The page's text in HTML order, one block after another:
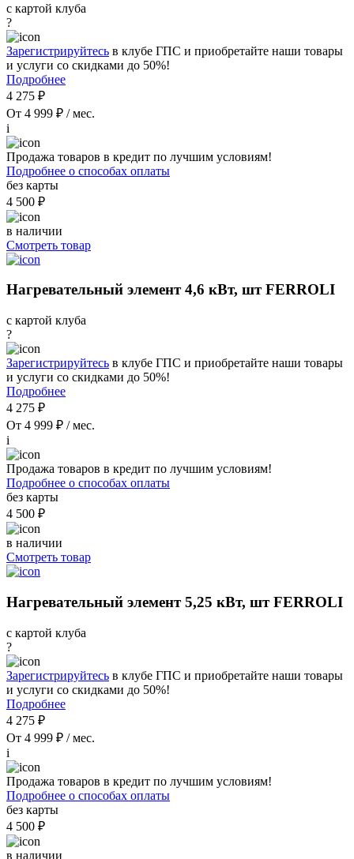
с картой клуба
?
Зарегистрируйтесь в клубе ГПС и приобретайте наши товары
и услуги со скидками до 50%!
Подробнее
4 275 ₽
От 4 999 ₽ / мес.
i
Продажа товаров в кредит по лучшим условиям!
Подробнее о способах оплаты
без карты
4 500 ₽
в наличии
Смотреть товар
Нагревательный элемент 4,6 кВт, шт FERROLI
с картой клуба
?
Зарегистрируйтесь в клубе ГПС и приобретайте наши товары
и услуги со скидками до 50%!
Подробнее
4 275 ₽
От 4 999 ₽ / мес.
i
Продажа товаров в кредит по лучшим условиям!
Подробнее о способах оплаты
без карты
4 500 ₽
в наличии
Смотреть товар
Нагревательный элемент 5,25 кВт, шт FERROLI
с картой клуба
?
Зарегистрируйтесь в клубе ГПС и приобретайте наши товары
и услуги со скидками до 50%!
Подробнее
4 275 ₽
От 4 999 ₽ / мес.
i
Продажа товаров в кредит по лучшим условиям!
Подробнее о способах оплаты
без карты
4 500 ₽
в наличии